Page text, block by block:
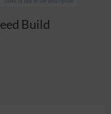
Build